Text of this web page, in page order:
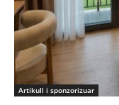
Artikull i sponzorizuar